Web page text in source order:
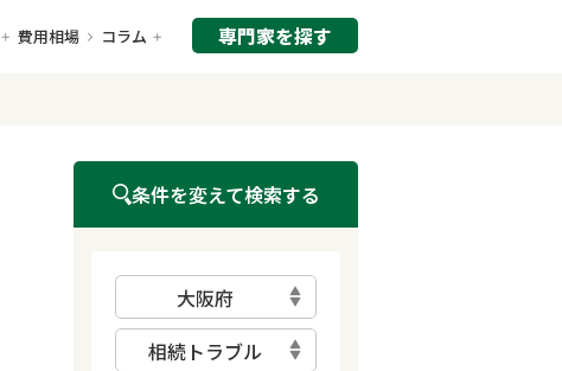
費用相場 コラム 専門家を探す
条件を変えて検索する
大阪府
相続トラブル